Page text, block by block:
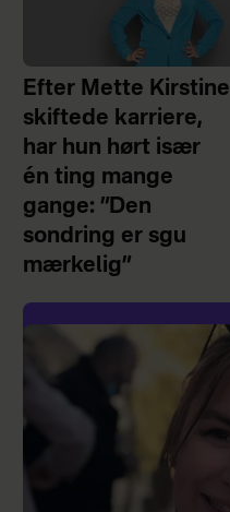
Efter Mette Kirstine
skiftede karriere,
har hun hørt især
én ting mange
gange: ”Den
sondring er sgu
mærkelig”